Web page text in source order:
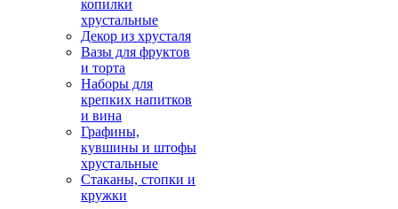
копилки
хрустальные
Декор из хрусталя
Вазы для фруктов
и торта
Наборы для
крепких напитков
и вина
Графины,
кувшины и штофы
хрустальные
Стаканы, стопки и
кружки